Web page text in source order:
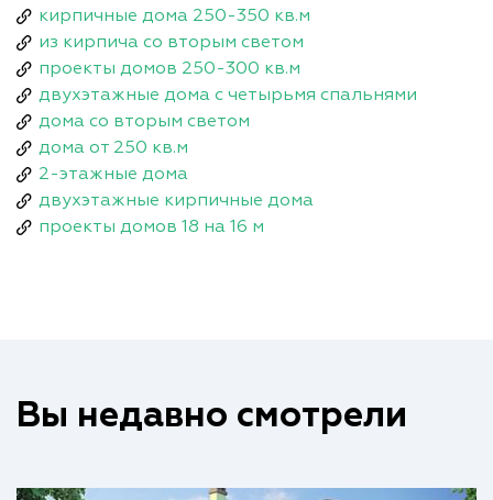
кирпичные дома 250-350 кв.м
из кирпича со вторым светом
проекты домов 250-300 кв.м
двухэтажные дома с четырьмя спальнями
дома со вторым светом
дома от 250 кв.м
2-этажные дома
двухэтажные кирпичные дома
проекты домов 18 на 16 м
Вы недавно смотрели